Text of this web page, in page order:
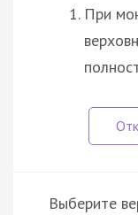
При
Выберите